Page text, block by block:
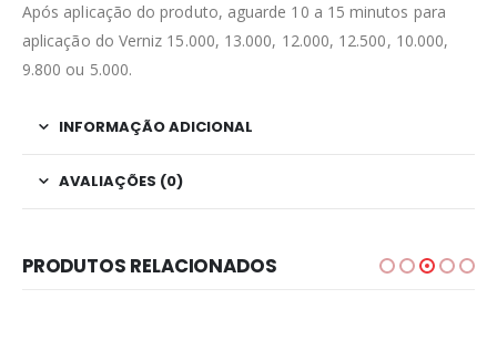
Após aplicação do produto, aguarde 10 a 15 minutos para
aplicação do Verniz 15.000, 13.000, 12.000, 12.500, 10.000,
9.800 ou 5.000.
INFORMAÇÃO ADICIONAL
AVALIAÇÕES (0)
PRODUTOS RELACIONADOS